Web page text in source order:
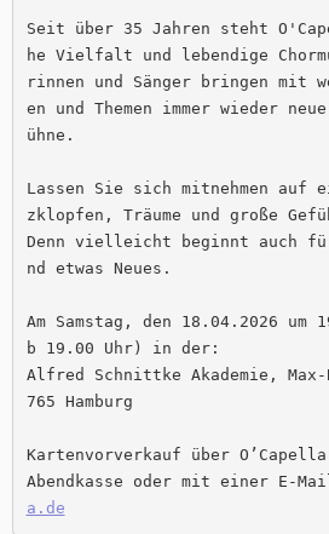
Seit über 35 Jahren steht
he Vielfalt und lebendige
rinnen und Sänger bringen mit
en und Themen immer wieder
ühne.
Lassen Sie sich mitnehmen auf
zklopfen, Träume und große
Denn vielleicht beginnt auch
nd etwas Neues.
Am Samstag, den 18.04.2026
b 19.00 Uhr) in der:
Alfred Schnittke Akademie,
765 Hamburg
Kartenvorverkauf über
Abendkasse oder mit einer E-
a.de